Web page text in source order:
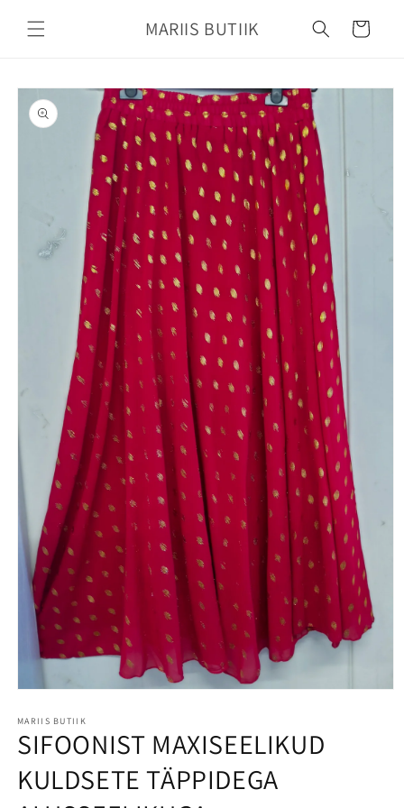
sisu
juurde
MARIIS BUTIIK Käru
Jätke
tooteteabe
juurde
MARIIS BUTIIK
SIFOONIST MAXISEELIKUD
KULDSETE TÄPPIDEGA